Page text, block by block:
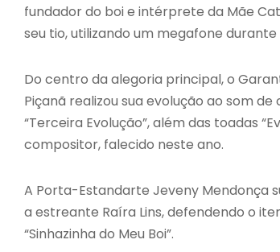
fundador do boi e intérprete da Mãe
seu tio, utilizando um megafone durante
Do centro da alegoria principal, o
Piçanã realizou sua evolução ao som
“Terceira Evolução”, além das toadas
compositor, falecido neste ano.
A Porta-Estandarte Jeveny Mendonça
a estreante Raíra Lins, defendendo o
“Sinhazinha do Meu Boi”.